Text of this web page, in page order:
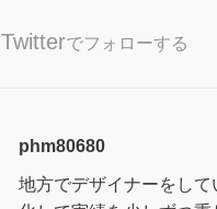
Twitterでフォローする
phm80680
地方でデザイナーをし